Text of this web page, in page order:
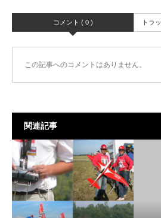
コメント ( 0 ) トラ
この記事へのコメントはありません。
関連記事